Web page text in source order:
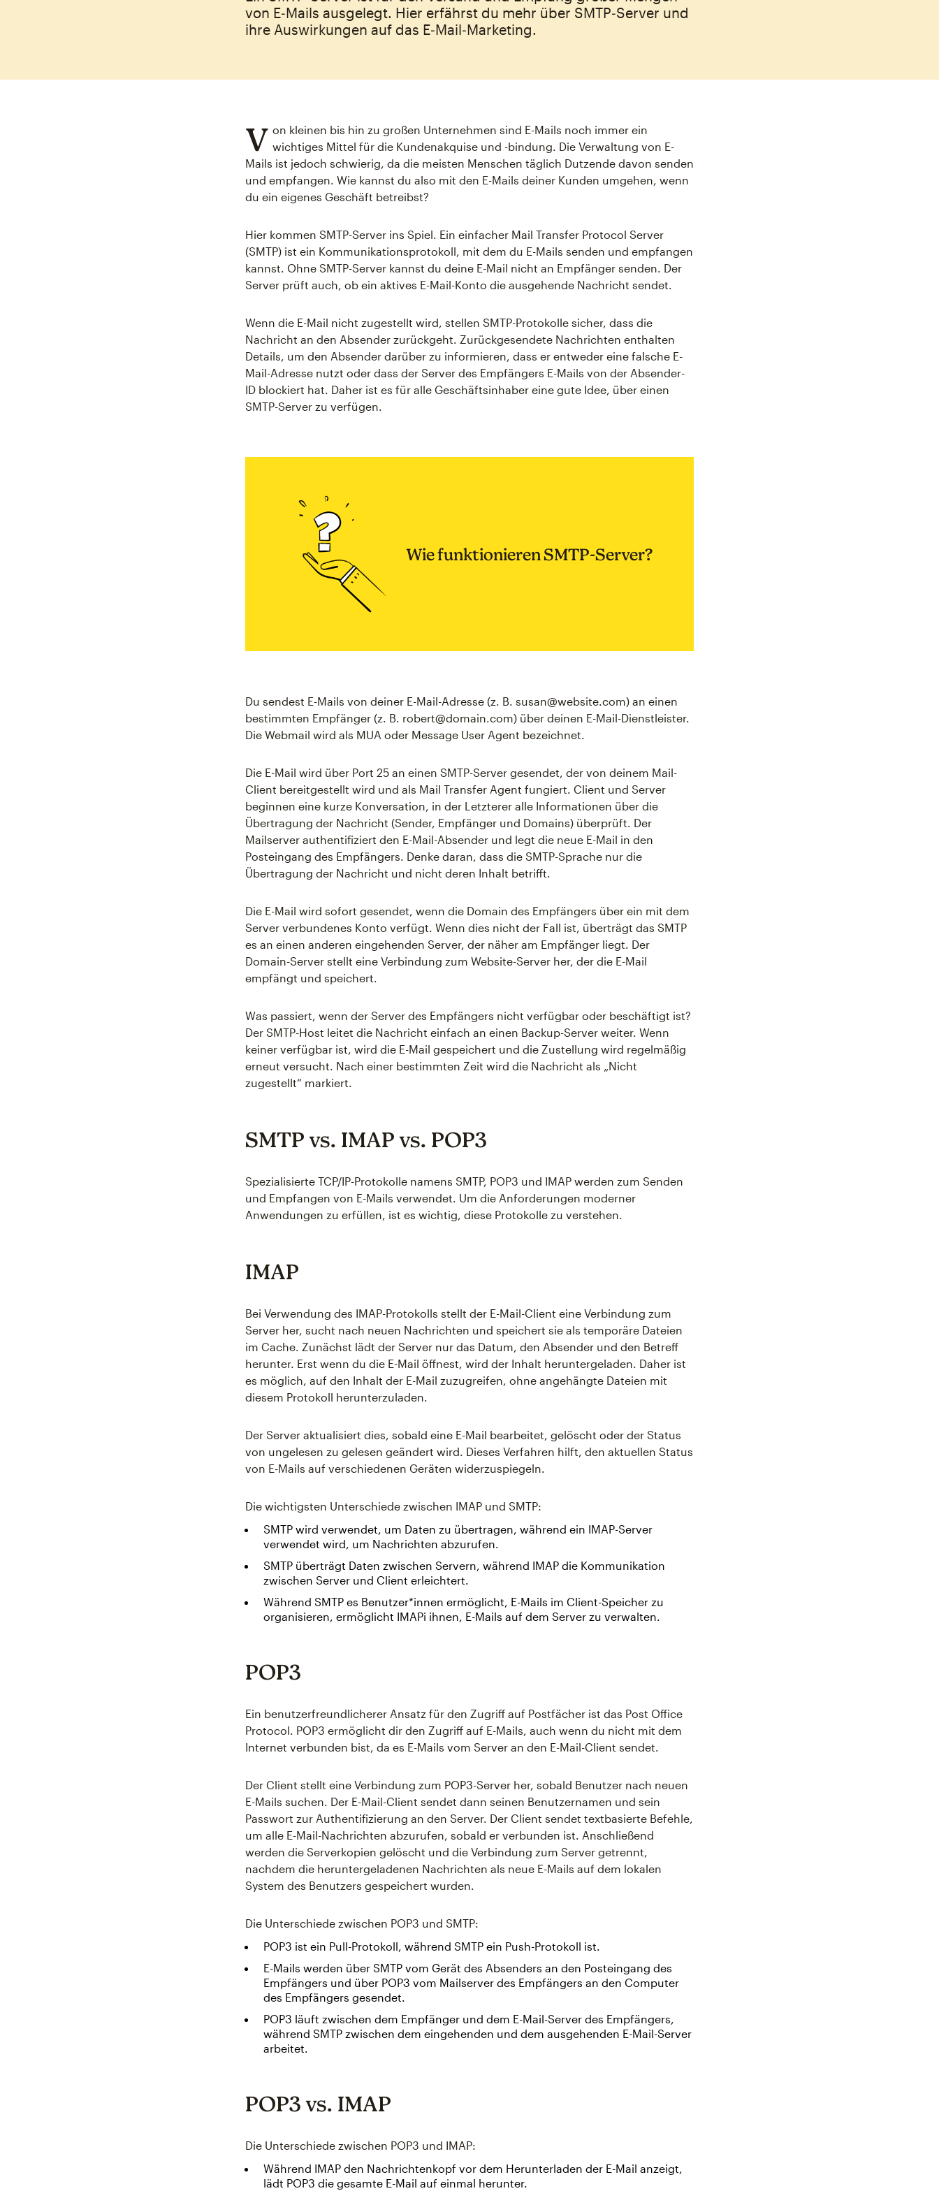
von E‑Mails ausgelegt. Hier erfährst du mehr über SMTP‑Server und
ihre Auswirkungen auf das E‑Mail‑Marketing.
V on kleinen bis hin zu großen Unternehmen sind E-Mails noch immer ein
wichtiges Mittel für die Kundenakquise und -bindung. Die Verwaltung von E-
Mails ist jedoch schwierig, da die meisten Menschen täglich Dutzende davon senden
und empfangen. Wie kannst du also mit den E-Mails deiner Kunden umgehen, wenn
du ein eigenes Geschäft betreibst?
Hier kommen SMTP-Server ins Spiel. Ein einfacher Mail Transfer Protocol Server
(SMTP) ist ein Kommunikationsprotokoll, mit dem du E-Mails senden und empfangen
kannst. Ohne SMTP-Server kannst du deine E-Mail nicht an Empfänger senden. Der
Server prüft auch, ob ein aktives E-Mail-Konto die ausgehende Nachricht sendet.
Wenn die E-Mail nicht zugestellt wird, stellen SMTP-Protokolle sicher, dass die
Nachricht an den Absender zurückgeht. Zurückgesendete Nachrichten enthalten
Details, um den Absender darüber zu informieren, dass er entweder eine falsche E-
Mail-Adresse nutzt oder dass der Server des Empfängers E-Mails von der Absender-
ID blockiert hat. Daher ist es für alle Geschäftsinhaber eine gute Idee, über einen
SMTP-Server zu verfügen.
Wie funktionieren SMTP-Server?
Du sendest E-Mails von deiner E-Mail-Adresse (z. B. susan@website.com) an einen
bestimmten Empfänger (z. B. robert@domain.com) über deinen E-Mail-Dienstleister.
Die Webmail wird als MUA oder Message User Agent bezeichnet.
Die E-Mail wird über Port 25 an einen SMTP-Server gesendet, der von deinem Mail-
Client bereitgestellt wird und als Mail Transfer Agent fungiert. Client und Server
beginnen eine kurze Konversation, in der Letzterer alle Informationen über die
Übertragung der Nachricht (Sender, Empfänger und Domains) überprüft. Der
Mailserver authentifiziert den E-Mail-Absender und legt die neue E-Mail in den
Posteingang des Empfängers. Denke daran, dass die SMTP-Sprache nur die
Übertragung der Nachricht und nicht deren Inhalt betrifft.
Die E-Mail wird sofort gesendet, wenn die Domain des Empfängers über ein mit dem
Server verbundenes Konto verfügt. Wenn dies nicht der Fall ist, überträgt das SMTP
es an einen anderen eingehenden Server, der näher am Empfänger liegt. Der
Domain-Server stellt eine Verbindung zum Website-Server her, der die E-Mail
empfängt und speichert.
Was passiert, wenn der Server des Empfängers nicht verfügbar oder beschäftigt ist?
Der SMTP-Host leitet die Nachricht einfach an einen Backup-Server weiter. Wenn
keiner verfügbar ist, wird die E-Mail gespeichert und die Zustellung wird regelmäßig
erneut versucht. Nach einer bestimmten Zeit wird die Nachricht als „Nicht
zugestellt“ markiert.
SMTP vs. IMAP vs. POP3
Spezialisierte TCP/IP-Protokolle namens SMTP, POP3 und IMAP werden zum Senden
und Empfangen von E-Mails verwendet. Um die Anforderungen moderner
Anwendungen zu erfüllen, ist es wichtig, diese Protokolle zu verstehen.
IMAP
Bei Verwendung des IMAP-Protokolls stellt der E-Mail-Client eine Verbindung zum
Server her, sucht nach neuen Nachrichten und speichert sie als temporäre Dateien
im Cache. Zunächst lädt der Server nur das Datum, den Absender und den Betreff
herunter. Erst wenn du die E-Mail öffnest, wird der Inhalt heruntergeladen. Daher ist
es möglich, auf den Inhalt der E-Mail zuzugreifen, ohne angehängte Dateien mit
diesem Protokoll herunterzuladen.
Der Server aktualisiert dies, sobald eine E-Mail bearbeitet, gelöscht oder der Status
von ungelesen zu gelesen geändert wird. Dieses Verfahren hilft, den aktuellen Status
von E-Mails auf verschiedenen Geräten widerzuspiegeln.
Die wichtigsten Unterschiede zwischen IMAP und SMTP:
SMTP wird verwendet, um Daten zu übertragen, während ein IMAP-Server
verwendet wird, um Nachrichten abzurufen.
SMTP überträgt Daten zwischen Servern, während IMAP die Kommunikation
zwischen Server und Client erleichtert.
Während SMTP es Benutzer*innen ermöglicht, E-Mails im Client-Speicher zu
organisieren, ermöglicht IMAPi ihnen, E-Mails auf dem Server zu verwalten.
POP3
Ein benutzerfreundlicherer Ansatz für den Zugriff auf Postfächer ist das Post Office
Protocol. POP3 ermöglicht dir den Zugriff auf E-Mails, auch wenn du nicht mit dem
Internet verbunden bist, da es E-Mails vom Server an den E-Mail-Client sendet.
Der Client stellt eine Verbindung zum POP3-Server her, sobald Benutzer nach neuen
E-Mails suchen. Der E-Mail-Client sendet dann seinen Benutzernamen und sein
Passwort zur Authentifizierung an den Server. Der Client sendet textbasierte Befehle,
um alle E-Mail-Nachrichten abzurufen, sobald er verbunden ist. Anschließend
werden die Serverkopien gelöscht und die Verbindung zum Server getrennt,
nachdem die heruntergeladenen Nachrichten als neue E-Mails auf dem lokalen
System des Benutzers gespeichert wurden.
Die Unterschiede zwischen POP3 und SMTP:
POP3 ist ein Pull-Protokoll, während SMTP ein Push-Protokoll ist.
E-Mails werden über SMTP vom Gerät des Absenders an den Posteingang des
Empfängers und über POP3 vom Mailserver des Empfängers an den Computer
des Empfängers gesendet.
POP3 läuft zwischen dem Empfänger und dem E-Mail-Server des Empfängers,
während SMTP zwischen dem eingehenden und dem ausgehenden E-Mail-Server
arbeitet.
POP3 vs. IMAP
Die Unterschiede zwischen POP3 und IMAP:
Während IMAP den Nachrichtenkopf vor dem Herunterladen der E-Mail anzeigt,
lädt POP3 die gesamte E-Mail auf einmal herunter.